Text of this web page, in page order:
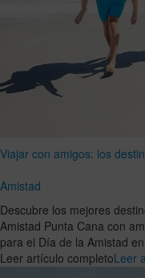
Viajar con amigos: los
Amistad
Descubre los mejores
Amistad Punta Cana con
para el Día de la Amistad
Leer artículo completoLeer